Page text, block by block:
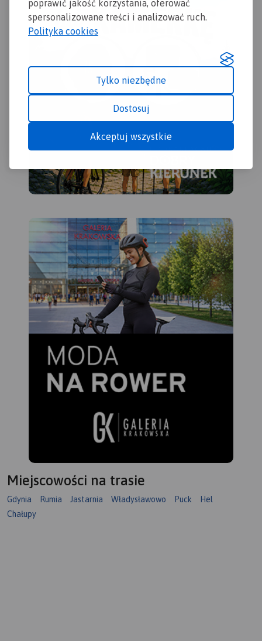
poprawić jakość korzystania, oferować
spersonalizowane treści i analizować ruch.
Polityka cookies
Tylko niezbędne
Dostosuj
Akceptuj wszystkie
Miejscowości na trasie
Gdynia Rumia Jastarnia Władysławowo Puck
Hel
Chałupy